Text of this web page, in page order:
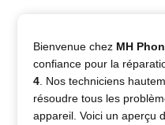
Bienvenue chez MH
confiance pour la
4 . Nos techniciens
résoudre tous les
appareil. Voici un aperçu